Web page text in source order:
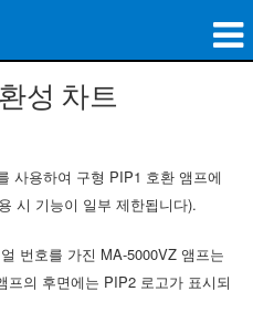
성 차트
사용하여 구형 PIP1 호환 앰프에
시 기능이 일부 제한됩니다).
번호를 가진 MA-5000VZ 앰프는
의 후면에는 PIP2 로고가 표시되